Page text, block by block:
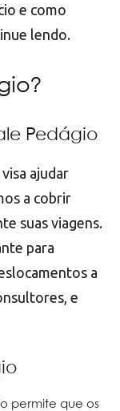
e como
lendo.
Pedágio
ajudar
a cobrir
suas viagens.
para
a
e
permite que os